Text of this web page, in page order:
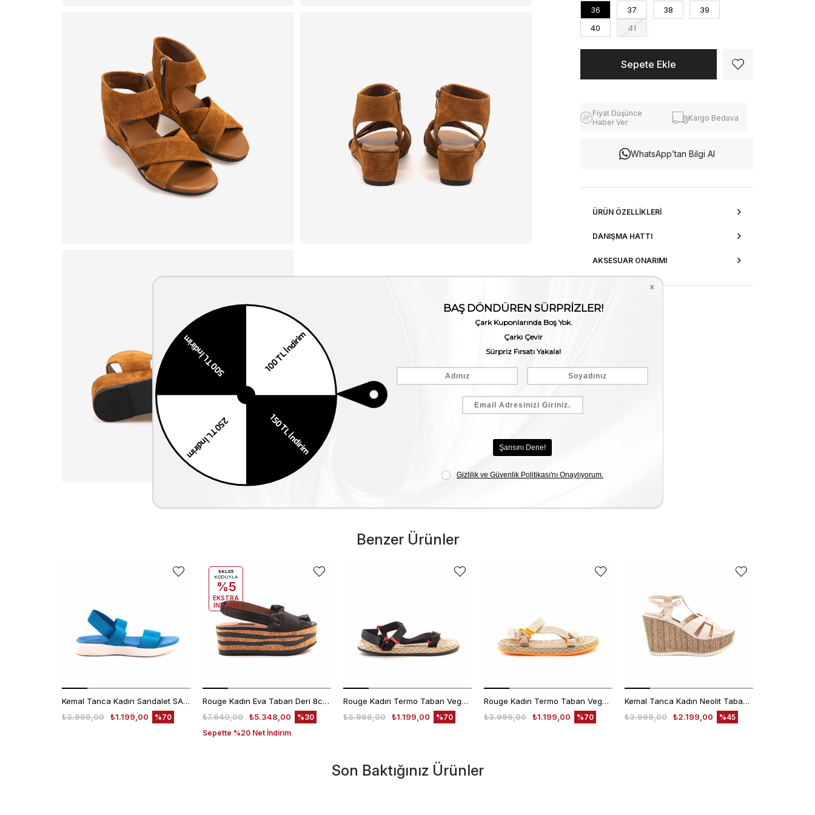
36 37 38
39
40
41
Fiyat Düşünce
Haber Ver
Kargo Bedava
WhatsApp’tan Bilgi Al
ÜRÜN ÖZELLIKLERI
DANIŞMA HATTI
AKSESUAR ONARIMI
Benzer Ürünler
Kemal Tanca Kadın Sandalet SANDALET
₺1.199,00
₺3.998,00 %70
Rouge Kadın Eva Taban Deri 8cm Dolgu Topuklu Sandalet 2847
₺5.348,00
₺7.640,00
Sepette %20 Net İndirim
%30
EKLE5
KODUYLA
%5
EKSTRA
İNDİRİM
Rouge Kadın Termo Taban Vegan Cırt Bantlı Siyah Sandalet 1001
₺1.199,00
₺3.998,00 %70
Rouge Kadın Termo Taban Vegan Cırt Bantlı Bej Sandalet 1001
₺1.199,00
₺3.998,00 %70
Kemal Tanca Kadın Neolit Taban Dolgu Topuklu Sandalet 1573
₺2.199,00
₺3.998,00 %45
Son Baktığınız Ürünler